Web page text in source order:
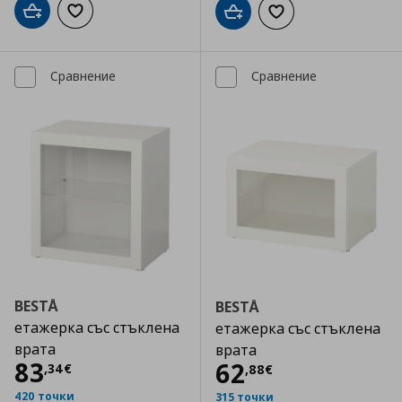
Добави в кошницата
Добави към списъка с любимиДобави в кошницата
Добави към
Сравнение
BESTÅ
етажерка със стъклена
врата
83,34€
Цена
420 точки
Сравнение
BESTÅ
етажерка със стъклена
врата
62,88€
Цена
315 точки